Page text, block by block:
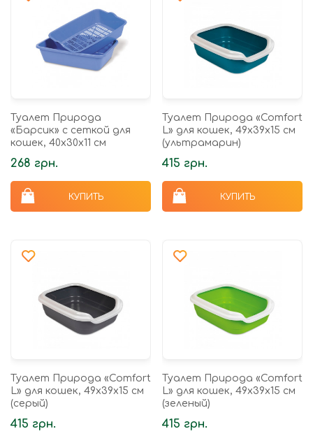
Туалет Природа
«Барсик» с сеткой для
кошек, 40х30х11 см
268 грн.
КУПИТЬ
Туалет Природа «Comfort
L» для кошек, 49х39х15 см
(ультрамарин)
415 грн.
КУПИТЬ
Туалет Природа «Comfort
L» для кошек, 49х39х15 см
(серый)
415 грн.
Туалет Природа «Comfort
L» для кошек, 49х39х15 см
(зеленый)
415 грн.